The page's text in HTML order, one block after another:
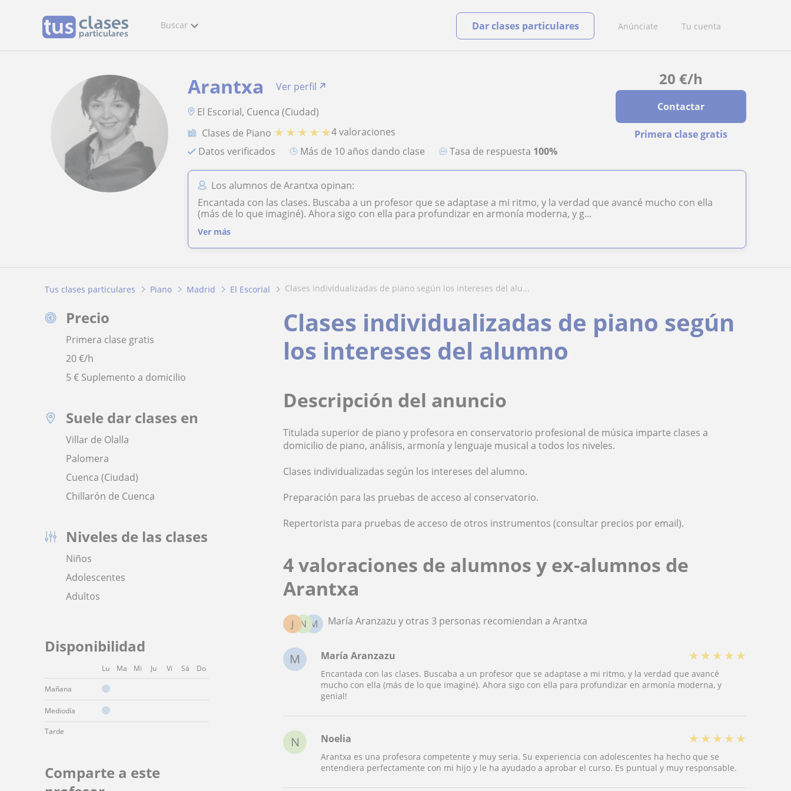
Buscar Anúnciate Tu cuenta
Dar clases particulares
20 €/h
Contactar
Primera clase gratis
Arantxa
Ver perfil
El Escorial, Cuenca (Ciudad)
Clases de Piano ★ ★ ★ ★ ★4 valoraciones
Datos verificados
más de 10 años dando clase Tasa de respuesta 100%
Los alumnos de Arantxa opinan:
Encantada con las clases. Buscaba a un profesor que se adaptase a mi ritmo, y la verdad que avancé mucho con ella
(más de lo que imaginé). Ahora sigo con ella para profundizar en armonía moderna, y g...
Ver más
Tus clases particulares Piano Madrid El Escorial clases individualizadas de piano según los intereses del alu...
Precio
Primera clase gratis
20€/h
5 € Suplemento a domicilio
Suele dar clases en
Villar de Olalla
Palomera
Cuenca (Ciudad)
Chillarón de Cuenca
Niveles de las clases
Niños
Adolescentes
Adultos
Disponibilidad
Lu Ma Mi Ju Vi Sá Do
Mañana
Mediodía
Tarde
Comparte a este
Clases individualizadas de piano según
los intereses del alumno
Descripción del anuncio
Titulada superior de piano y profesora en conservatorio profesional de música imparte clases a
domicilio de piano, análisis, armonía y lenguaje musical a todos los niveles.
Clases individualizadas según los intereses del alumno.
Preparación para las pruebas de acceso al conservatorio.
Repertorista para pruebas de acceso de otros instrumentos (consultar precios por email).
4 valoraciones de alumnos y ex-alumnos de
Arantxa
M
N
J María Aranzazu y otras 3 personas recomiendan a Arantxa
M María Aranzazu ★ ★ ★ ★ ★
Encantada con las clases. Buscaba a un profesor que se adaptase a mi ritmo, y la verdad que avancé
mucho con ella (más de lo que imaginé). Ahora sigo con ella para profundizar en armonía moderna, y
genial!
N Noelia ★ ★ ★ ★ ★
Arantxa es una profesora competente y muy seria. Su experiencia con adolescentes ha hecho que se
entendiera perfectamente con mi hijo y le ha ayudado a aprobar el curso. Es puntual y muy responsable.